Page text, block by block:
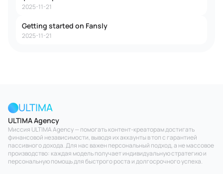
2025-11-21
Getting started on Fansly
2025-11-21
ULTIMA
ULTIMA Agency
Миссия ULTIMA Agency — помогать контент-креаторам достигать
финансовой независимости, выводя их аккаунты в топ с гарантией
пассивного дохода. Для нас важен персональный подход, а не массовое
производство: каждая модель получает индивидуальную стратегию и
персональную помощь для быстрого роста и долгосрочного успеха.